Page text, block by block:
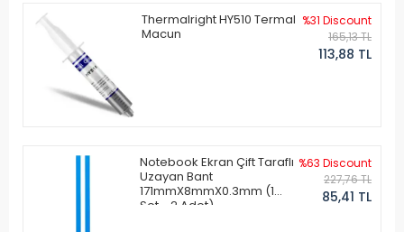
Thermalright HY510 Termal
Macun
%31 Discount
165,13 TL
113,88 TL
Notebook Ekran Çift Taraflı
Uzayan Bant
171mmX8mmX0.3mm (1
Set - 2 Adet)
%63 Discount
227,76 TL
85,41 TL